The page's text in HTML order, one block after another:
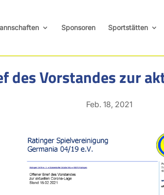
Sponsoren Sportstätten
des Vorstandes zur
Feb. 18, 2021